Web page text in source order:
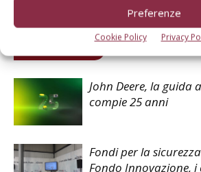
Preferenze
Cookie Policy Privacy
John Deere, la guida
compie 25 anni
Fondi per la
Fondo Innovazione,